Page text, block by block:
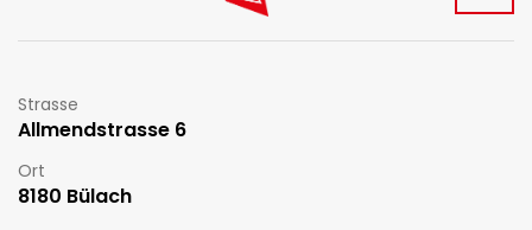
Strasse
Allmendstrasse 6
Ort
8180 Bülach